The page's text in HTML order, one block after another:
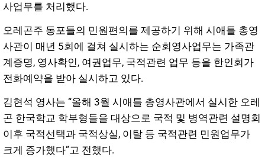
사업무를 처리했다.
오레곤주 동포들의 민원편의를 제공하기 위해 시애틀 총영
사관이 매년 5회에 걸쳐 실시하는 순회영사업무는 가족관
계증명, 영사확인, 여권업무, 국적관련 업무 등을 한인회가
전화예약을 받아 실시하고 있다.
김현석 영사는 “올해 3월 시애틀 총영사관에서 실시한 오레
곤 한국학교 학부형들을 대상으로 국적 및 병역관련 설명회
이후 국적선택과 국적상실, 이탈 등 국적관련 민원업무가
크게 증가했다”고 전했다.